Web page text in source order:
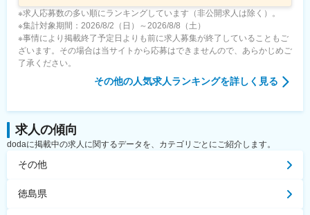
※求人応募数の多い順にランキングしています（非公開求人は除く）。
※集計対象期間：2026/8/2（日）～2026/8/8（土）
※事情により掲載終了予定日よりも前に求人募集が終了していることもご
ざいます。その場合は当サイトから応募はできませんので、あらかじめご
了承ください。
その他の人気求人ランキングを詳しく見る
求人の傾向
dodaに掲載中の求人に関するデータを、カテゴリごとにご紹介します。
その他
徳島県